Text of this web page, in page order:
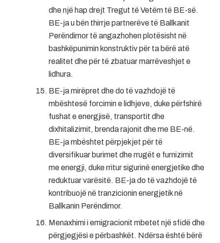
dhe një hap drejt Tregut të Vetëm të BE-së.
BE-ja u bën thirrje partnerëve të Ballkanit
Perëndimor të angazhohen plotësisht në
bashkëpunimin konstruktiv për ta bërë atë
realitet dhe për të zbatuar marrëveshjet e
lidhura.
BE-ja mirëpret dhe do të vazhdojë të
mbështesë forcimin e lidhjeve, duke përfshirë
fushat e energjisë, transportit dhe
dixhitalizimit, brenda rajonit dhe me BE-në.
BE-ja mbështet përpjekjet për të
diversifikuar burimet dhe rrugët e furnizimit
me energji, duke rritur sigurinë energjetike dhe
reduktuar varësitë. BE-ja do të vazhdojë të
kontribuojë në tranzicionin energjetik në
Ballkanin Perëndimor.
Menaxhimi i emigracionit mbetet një sfidë dhe
përgjegjësi e përbashkët. Ndërsa është bërë